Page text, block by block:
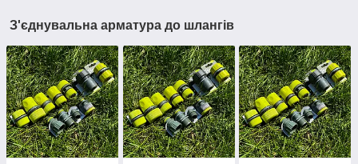
З'єднувальна арматура до шлангів